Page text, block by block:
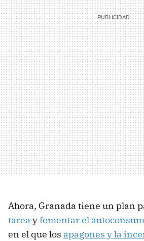
Ahora, Granada tiene un plan
tarea yfomentar el
en el que los apagones y la